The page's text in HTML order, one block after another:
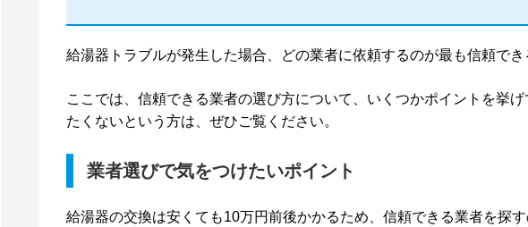
給湯器トラブルが発生した場合、どの業者に依頼するのが最も信頼でき
ここでは、信頼できる業者の選び方について、いくつかポイントを挙
たくないという方は、ぜひご覧ください。
業者選びで気をつけたいポイント
給湯器の交換は安くても10万円前後かかるため、信頼できる業者を探